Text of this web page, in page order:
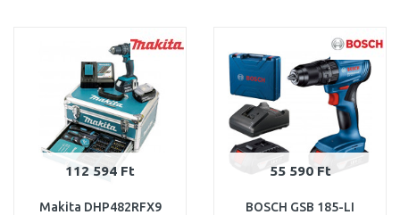
Összehasonlítás Összehasonlítás
112 594 Ft
Makita DHP482RFX9
55 590 Ft
BOSCH GSB 185-LI